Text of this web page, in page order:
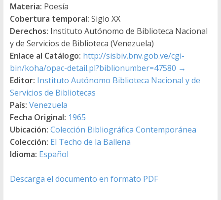
Materia: Poesía
Cobertura temporal: Siglo XX
Derechos: Instituto Autónomo de Biblioteca Nacional
y de Servicios de Biblioteca (Venezuela)
Enlace al Catálogo: http://sisbiv.bnv.gob.ve/cgi-
bin/koha/opac-detail.pl?biblionumber=47580 →
Editor: Instituto Autónomo Biblioteca Nacional y de
Servicios de Bibliotecas
País: Venezuela
Fecha Original: 1965
Ubicación: Colección Bibliográfica Contemporánea
Colección: El Techo de la Ballena
Idioma: Español
Descarga el documento en formato PDF